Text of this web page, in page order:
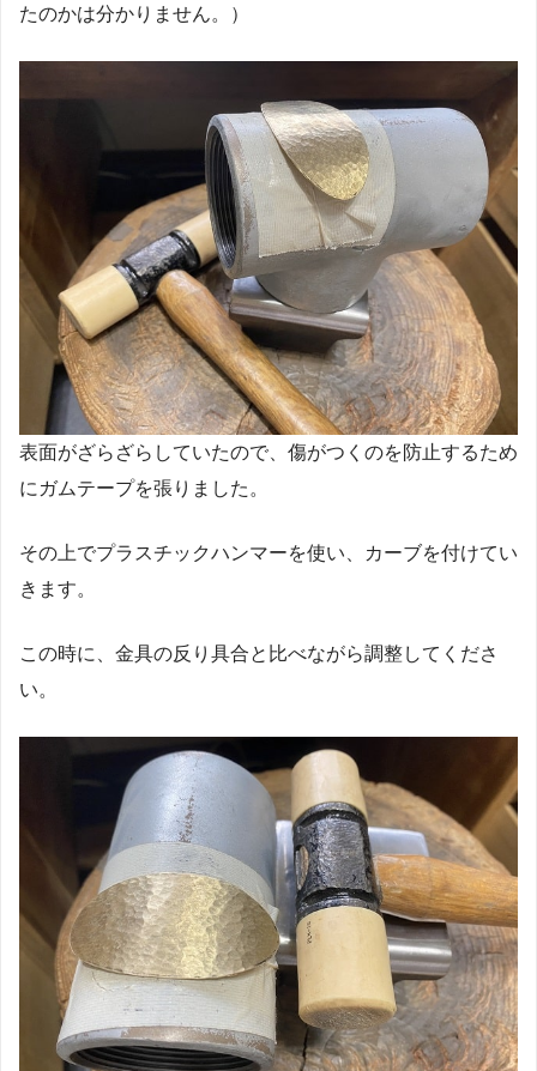
たのかは分かりません。）
表面がざらざらしていたので、傷がつくのを防止するため
にガムテープを張りました。
その上でプラスチックハンマーを使い、カーブを付けてい
きます。
この時に、金具の反り具合と比べながら調整してくださ
い。